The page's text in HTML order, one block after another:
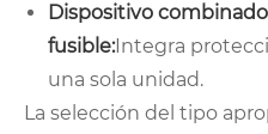
Dispositivo
fusible:Integra
una sola unidad.
La selección del tipo